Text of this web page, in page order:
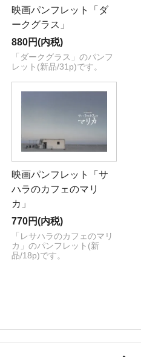
映画パンフレット「ダ
ークグラス」
880円(内税)
「ダークグラス」のパンフ
レット(新品/31p)です。
映画パンフレット「サ
ハラのカフェのマリ
カ」
770円(内税)
「レサハラのカフェのマリ
カ」のパンフレット(新
品/18p)です。